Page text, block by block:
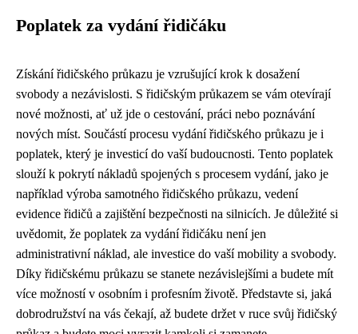
Poplatek za vydání řidičáku
Získání řidičského průkazu je vzrušující krok k dosažení
svobody a nezávislosti. S řidičským průkazem se vám otevírají
nové možnosti, ať už jde o cestování, práci nebo poznávání
nových míst. Součástí procesu vydání řidičského průkazu je i
poplatek, který je investicí do vaší budoucnosti. Tento poplatek
slouží k pokrytí nákladů spojených s procesem vydání, jako je
například výroba samotného řidičského průkazu, vedení
evidence řidičů a zajištění bezpečnosti na silnicích. Je důležité si
uvědomit, že poplatek za vydání řidičáku není jen
administrativní náklad, ale investice do vaší mobility a svobody.
Díky řidičskému průkazu se stanete nezávislejšími a budete mít
více možností v osobním i profesním životě. Představte si, jaká
dobrodružství na vás čekají, až budete držet v ruce svůj řidičský